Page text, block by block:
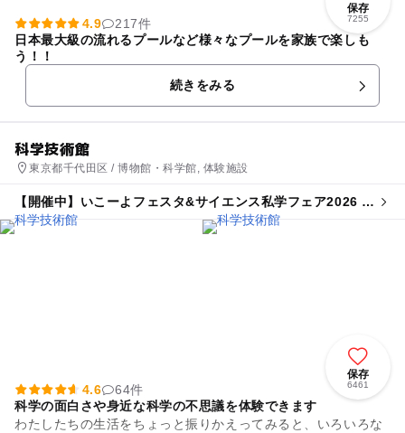
保存
7255
4.9
217件
日本最大級の流れるプールなど様々なプールを家族で楽しも
う！！
続きをみる
科学技術館
東京都千代田区 / 博物館・科学館, 体験施設
【開催中】いこーよフェスタ&サイエンス私学フェア2026 in
科学技術館
保存
6461
4.6
64件
科学の面白さや身近な科学の不思議を体験できます
わたしたちの生活をちょっと振りかえってみると、いろいろな